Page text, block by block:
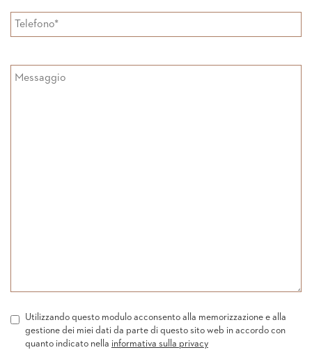
Utilizzando questo modulo acconsento alla memorizzazione e alla
gestione dei miei dati da parte di questo sito web in accordo con
quanto indicato nella informativa sulla privacy